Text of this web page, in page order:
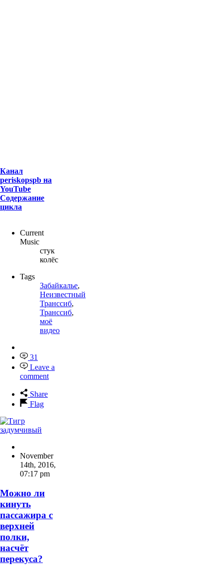
Канал
periskopspb на
YouTube
Содержание
цикла
Current
Music
стук
колёс
Tags
Забайкалье,
Неизвестный
Транссиб,
Транссиб,
моё
видео
31
Leave a
comment
Share
Flag
November
14th, 2016,
07:17 pm
Можно ли
кинуть
пассажира с
верхней
полки,
насчёт
перекуса?